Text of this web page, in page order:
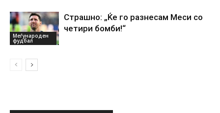
Меѓународен
фудбал
Страшно: „Ќе го разнесам Меси со
четири бомби!“